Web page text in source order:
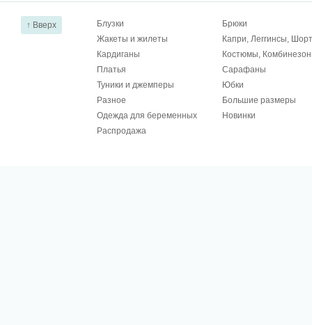
↑ Вверх Блузки
Брюки
Жакеты и жилеты
Капри, Леггинсы,
Кардиганы
Костюмы,
Платья
Сарафаны
Туники и джемперы
Юбки
Разное
Большие размеры
Одежда для беременных
Новинки
Распродажа